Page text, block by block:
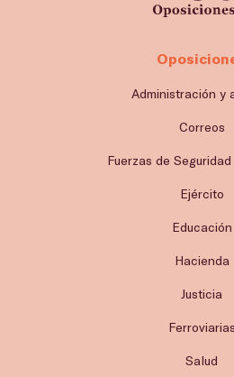
Administración y
Correos
Fuerzas de
Ejército
Educación
Hacienda
Justicia
Ferroviarias
Salud